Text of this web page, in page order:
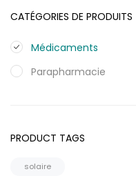
CATÉGORIES DE PRODUITS
Médicaments
Parapharmacie
PRODUCT TAGS
solaire